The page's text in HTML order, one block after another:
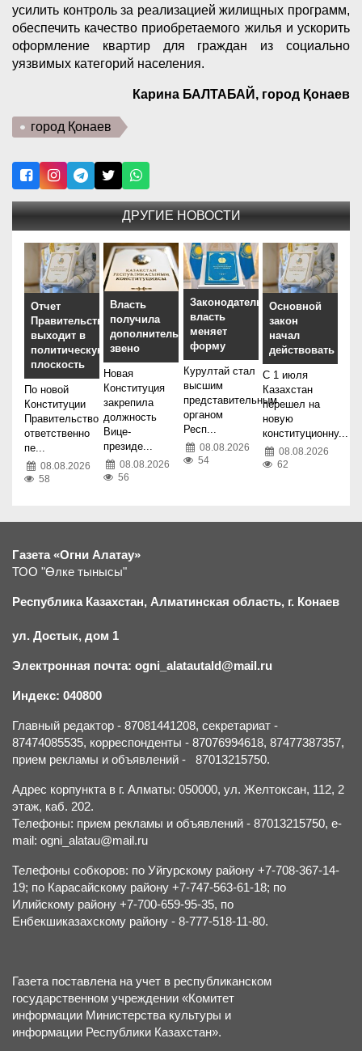
усилить контроль за реализацией жилищных программ,
обеспечить качество приобретаемого жилья и ускорить
оформление квартир для граждан из социально
уязвимых категорий населения.
Карина БАЛТАБАЙ, город Қонаев
город Қонаев
ДРУГИЕ НОВОСТИ
Отчет
Правительства
выходит в
политическую
плоскость
По новой
Конституции
Правительство
ответственно
пе...
08.08.2026
58
Власть
получила
дополнительное
звено
Новая
Конституция
закрепила
должность
Вице-
президе...
08.08.2026
56
Законодательная
власть
меняет
форму
Курултай стал
высшим
представительным
органом
Респ...
08.08.2026
54
Основной
закон
начал
действовать
С 1 июля
Казахстан
перешел на
новую
конституционну...
08.08.2026
62
Газета «Огни Алатау»
ТОО "Өлке тынысы"
Республика Казахстан, Алматинская область, г. Конаев
ул. Достык, дом 1
Электронная почта: ogni_alatautald@mail.ru
Индекс: 040800
Главный редактор - 87081441208, секретариат -
87474085535, корреспонденты - 87076994618, 87477387357,
прием рекламы и объявлений - 87013215750.
Адрес корпункта в г. Алматы: 050000, ул. Желтоксан, 112, 2
этаж, каб. 202.
Телефоны: прием рекламы и объявлений - 87013215750, e-
mail: ogni_alatau@mail.ru
Телефоны собкоров: по Уйгурскому району +7-708-367-14-
19; по Карасайскому району +7-747-563-61-18; по
Илийскому району +7-700-659-95-35, по
Енбекшиказахскому району - 8-777-518-11-80.
Газета поставлена на учет в республиканском
государственном учреждении «Комитет
информации Министерства культуры и
информации Республики Казахстан».